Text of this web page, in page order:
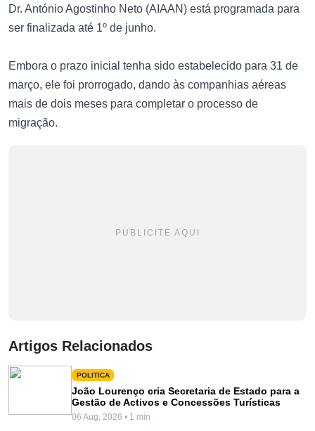
Dr. António Agostinho Neto (AIAAN) está programada para
ser finalizada até 1º de junho.
Embora o prazo inicial tenha sido estabelecido para 31 de
março, ele foi prorrogado, dando às companhias aéreas
mais de dois meses para completar o processo de
migração.
PUBLICITE AQUI
Artigos Relacionados
POLITICA
João Lourenço cria Secretaria de Estado para a
Gestão de Activos e Concessões Turísticas
06 Aug, 2026 • 1 min